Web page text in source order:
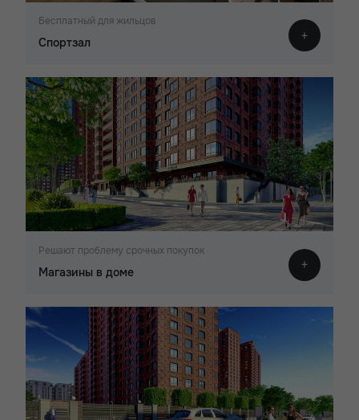
Бесплатный для жильцов
Спортзал
Решают проблему срочных покупок
Магазины в доме